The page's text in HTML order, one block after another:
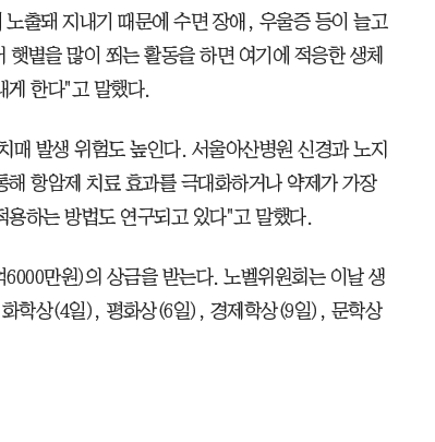
출돼 지내기 때문에 수면 장애, 우울증 등이 늘고
볕을 많이 쬐는 활동을 하면 여기에 적응한 생체
게 한다"고 말했다.
매 발생 위험도 높인다. 서울아산병원 신경과 노지
항암제 치료 효과를 극대화하거나 약제가 가장
하는 방법도 연구되고 있다"고 말했다.
만원)의 상금을 받는다. 노벨위원회는 이날 생
학상(4일), 평화상(6일), 경제학상(9일), 문학상